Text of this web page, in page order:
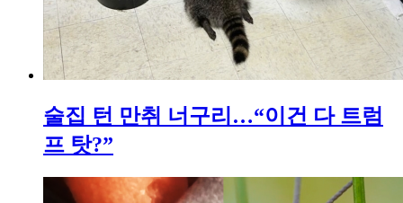
술집 턴 만취 너구리…“이건 다 트럼
프 탓?”